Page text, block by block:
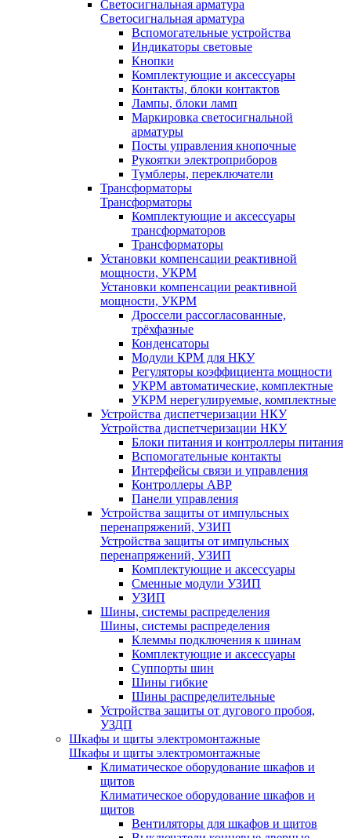
Светосигнальная арматура
Светосигнальная арматура
Вспомогательные устройства
Индикаторы световые
Кнопки
Комплектующие и аксессуары
Контакты, блоки контактов
Лампы, блоки ламп
Маркировка светосигнальной
арматуры
Посты управления кнопочные
Рукоятки электроприборов
Тумблеры, переключатели
Трансформаторы
Трансформаторы
Комплектующие и аксессуары
трансформаторов
Трансформаторы
Установки компенсации реактивной
мощности, УКРМ
Установки компенсации реактивной
мощности, УКРМ
Дроссели рассогласованные,
трёхфазные
Конденсаторы
Модули КРМ для НКУ
Регуляторы коэффициента мощности
УКРМ автоматические, комплектные
УКРМ нерегулируемые, комплектные
Устройства диспетчеризации НКУ
Устройства диспетчеризации НКУ
Блоки питания и контроллеры питания
Вспомогательные контакты
Интерфейсы связи и управления
Контроллеры АВР
Панели управления
Устройства защиты от импульсных
перенапряжений, УЗИП
Устройства защиты от импульсных
перенапряжений, УЗИП
Комплектующие и аксессуары
Сменные модули УЗИП
УЗИП
Шины, системы распределения
Шины, системы распределения
Клеммы подключения к шинам
Комплектующие и аксессуары
Суппорты шин
Шины гибкие
Шины распределительные
Устройства защиты от дугового пробоя,
УЗДП
Шкафы и щиты электромонтажные
Шкафы и щиты электромонтажные
Климатическое оборудование шкафов и
щитов
Климатическое оборудование шкафов и
щитов
Вентиляторы для шкафов и щитов